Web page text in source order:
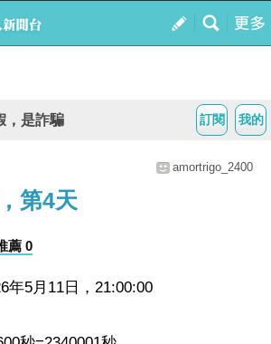
我的
訂閱
，是詐騙
amortrigo_2400
第4天
薦 0
年5月11日，21:00:00